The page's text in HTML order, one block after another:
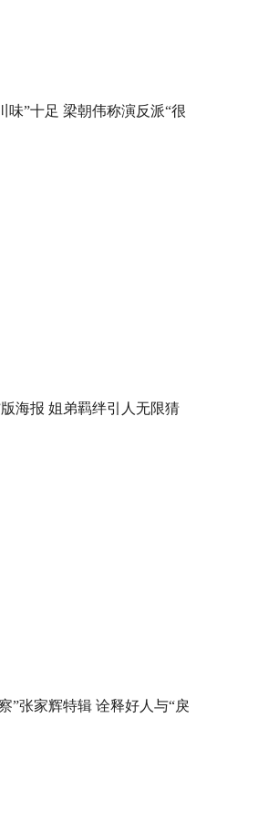
味”十足 梁朝伟称演反派“很
海报 姐弟羁绊引人无限猜
”张家辉特辑 诠释好人与“戾